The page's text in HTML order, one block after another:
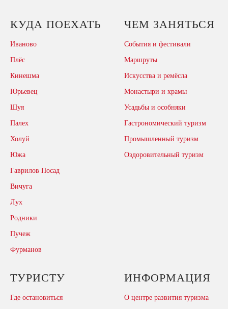
КУДА ПОЕХАТЬ
Иваново
Плёс
Кинешма
Юрьевец
Шуя
Палех
Холуй
Южа
Гаврилов Посад
Вичуга
Лух
Родники
Пучеж
Фурманов
ЧЕМ ЗАНЯТЬСЯ
События и фестивали
Маршруты
Искусства и ремёсла
Монастыри и храмы
Усадьбы и особняки
Гастрономический туризм
Промышленный туризм
Оздоровительный туризм
ТУРИСТУ
Где остановиться
ИНФОРМАЦИЯ
О центре развития туризма